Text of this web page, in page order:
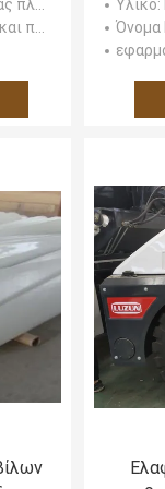
μπροστινό και πίσω μέρος
Υλικό:
Όνομα